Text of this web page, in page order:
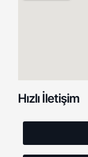
Hızlı İletişim